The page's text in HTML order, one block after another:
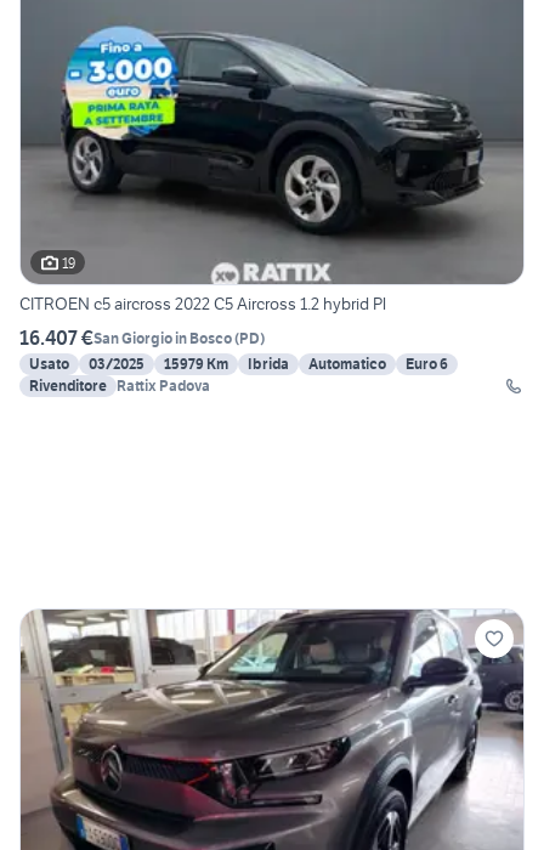
19
CITROEN c5 aircross 2022 C5 Aircross 1.2 hybrid Pl
16.407 €San Giorgio in Bosco(PD)
Usato
03/2025 15979 Km Ibrida Automatico
Euro 6
Rivenditore Rattix Padova